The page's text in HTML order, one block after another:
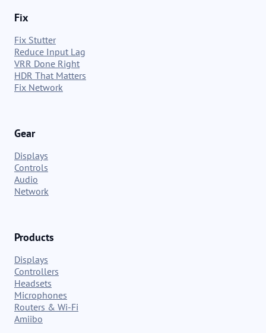
Fix
Fix Stutter
Reduce Input Lag
VRR Done Right
HDR That Matters
Fix Network
Gear
Displays
Controls
Audio
Network
Products
Displays
Controllers
Headsets
Microphones
Routers & Wi-Fi
Amiibo